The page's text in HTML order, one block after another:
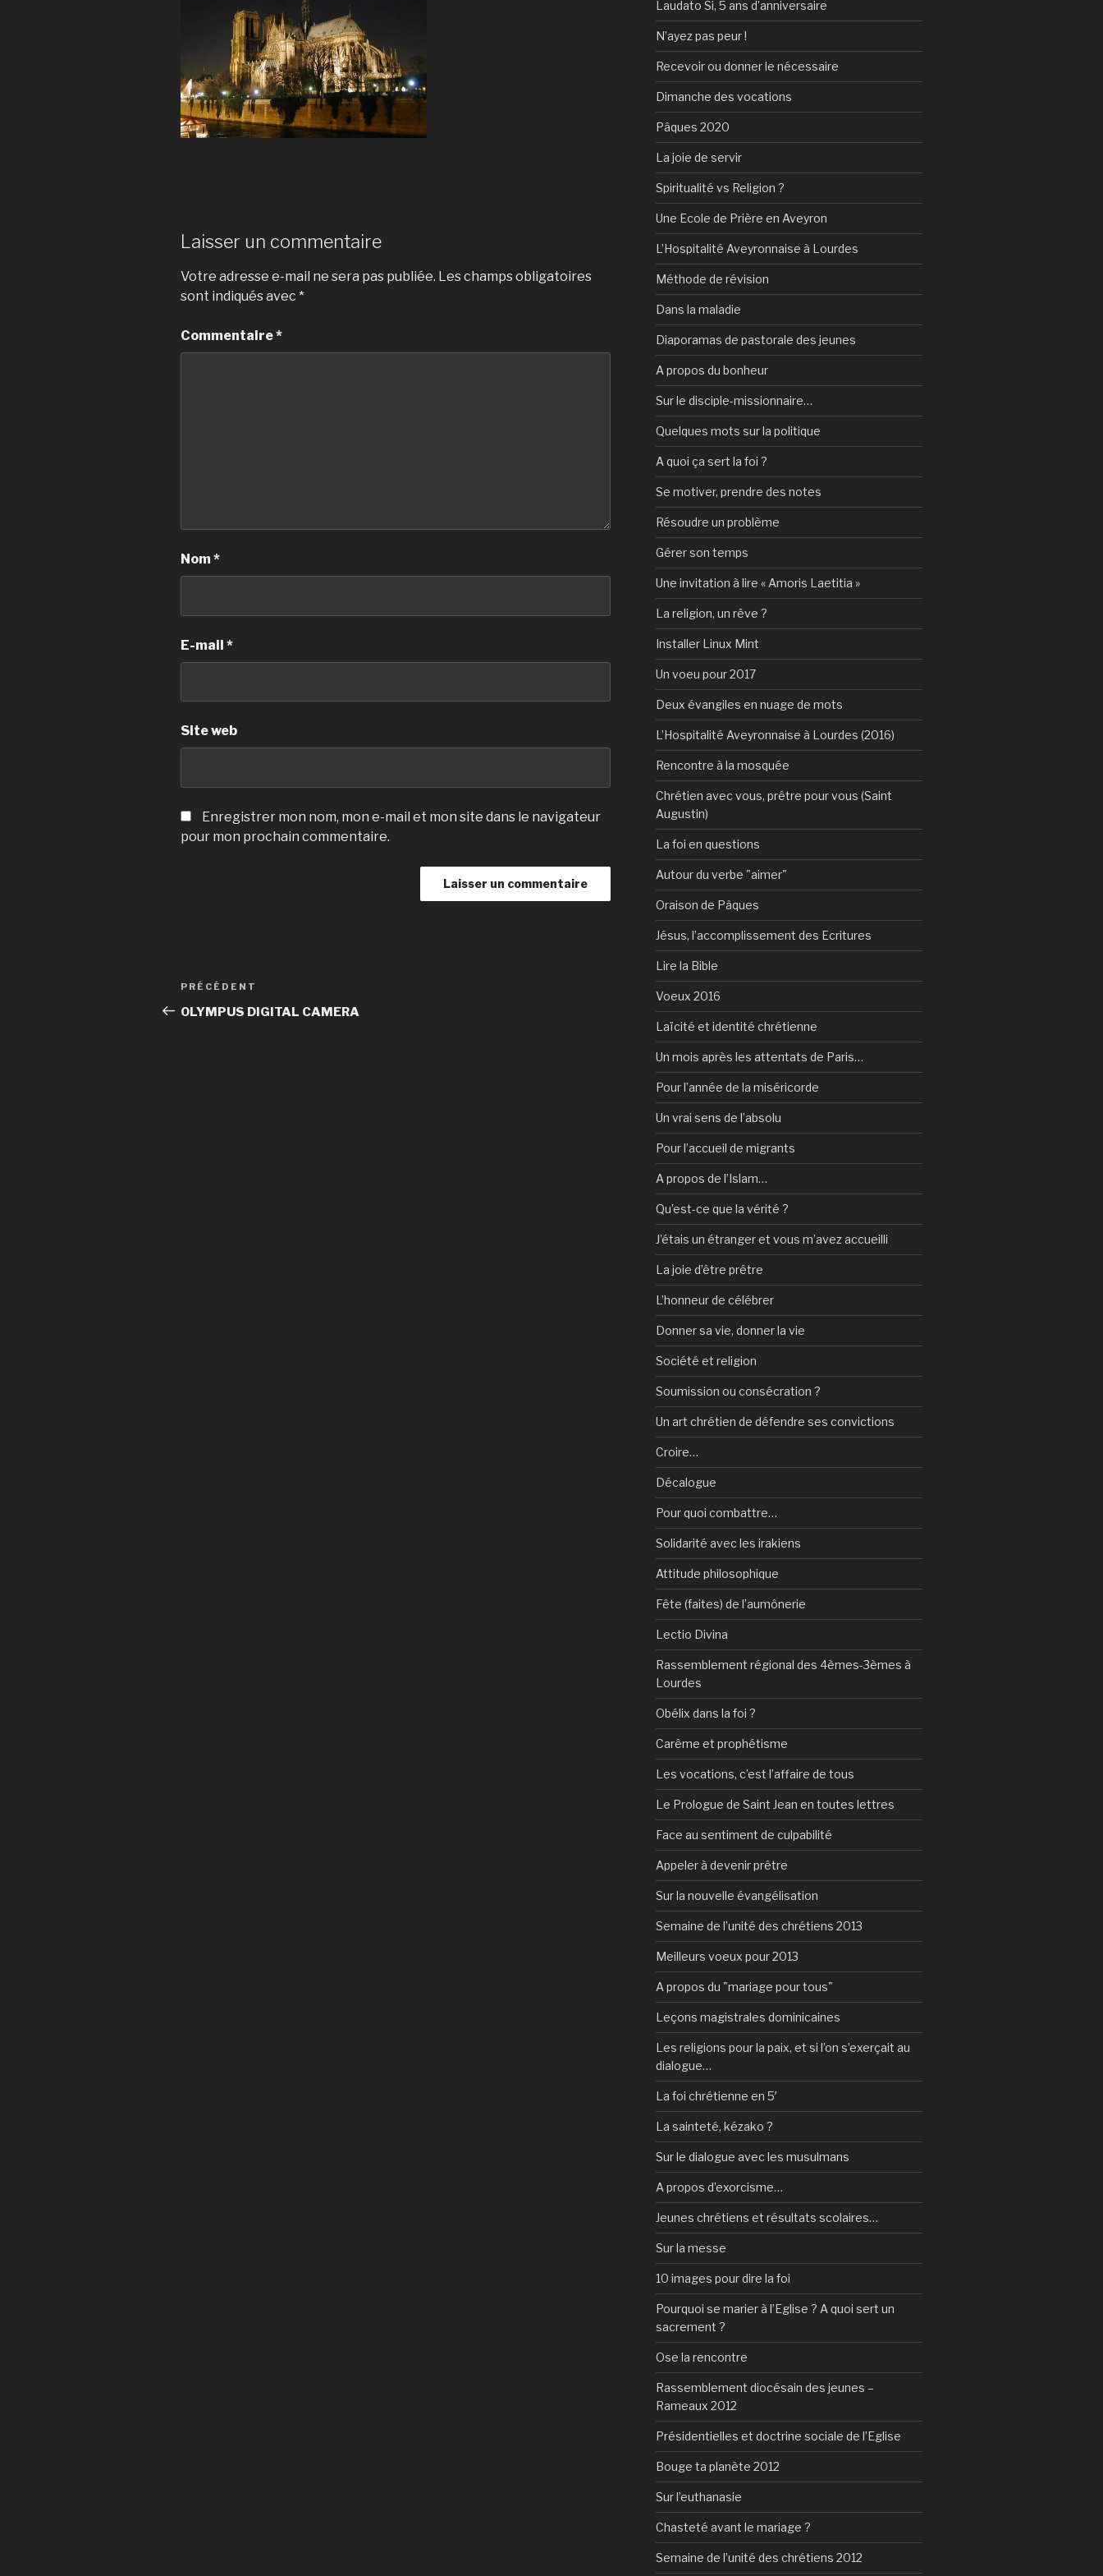
Laisser un commentaire
Votre adresse e-mail ne sera pas publiée. Les champs obligatoires
sont indiqués avec *
Commentaire*
Nom*
E-mail *
Site web
Enregistrer mon nom, mon e-mail et mon site dans le navigateur
pour mon prochain commentaire.
Navigation
de
Article
précédent
PRÉCÉDENT
OLYMPUS DIGITAL CAMERA
Laudato Si, 5 ans d’anniversaire
N’ayez pas peur !
Recevoir ou donner le nécessaire
Dimanche des vocations
Pâques 2020
La joie de servir
Spiritualité vs Religion ?
Une Ecole de Prière en Aveyron
L’Hospitalité Aveyronnaise à Lourdes
Méthode de révision
Dans la maladie
Diaporamas de pastorale des jeunes
A propos du bonheur
Sur le disciple-missionnaire…
Quelques mots sur la politique
A quoi ça sert la foi ?
Se motiver, prendre des notes
Résoudre un problème
Gérer son temps
Une invitation à lire « Amoris Laetitia »
La religion, un rêve ?
Installer Linux Mint
Un voeu pour 2017
Deux évangiles en nuage de mots
L’Hospitalité Aveyronnaise à Lourdes (2016)
Rencontre à la mosquée
Chrétien avec vous, prêtre pour vous (Saint
Augustin)
La foi en questions
Autour du verbe "aimer"
Oraison de Pâques
Jésus, l’accomplissement des Ecritures
Lire la Bible
Voeux 2016
Laïcité et identité chrétienne
Un mois après les attentats de Paris…
Pour l’année de la miséricorde
Un vrai sens de l’absolu
Pour l’accueil de migrants
A propos de l’Islam…
Qu’est-ce que la vérité ?
J’étais un étranger et vous m’avez accueilli
La joie d’être prêtre
L’honneur de célébrer
Donner sa vie, donner la vie
Société et religion
Soumission ou consécration ?
Un art chrétien de défendre ses convictions
Croire…
Décalogue
Pour quoi combattre…
Solidarité avec les irakiens
Attitude philosophique
Fête (faites) de l’aumônerie
Lectio Divina
Rassemblement régional des 4èmes-3èmes à
Lourdes
Obélix dans la foi ?
Carême et prophétisme
Les vocations, c’est l’affaire de tous
Le Prologue de Saint Jean en toutes lettres
Face au sentiment de culpabilité
Appeler à devenir prêtre
Sur la nouvelle évangélisation
Semaine de l’unité des chrétiens 2013
Meilleurs voeux pour 2013
A propos du "mariage pour tous"
Leçons magistrales dominicaines
Les religions pour la paix, et si l’on s’exerçait au
dialogue…
La foi chrétienne en 5′
La sainteté, kézako ?
Sur le dialogue avec les musulmans
A propos d’exorcisme…
Jeunes chrétiens et résultats scolaires…
Sur la messe
10 images pour dire la foi
Pourquoi se marier à l’Eglise ? A quoi sert un
sacrement ?
Ose la rencontre
Rassemblement diocésain des jeunes –
Rameaux 2012
Présidentielles et doctrine sociale de l’Eglise
Bouge ta planète 2012
Sur l’euthanasie
Chasteté avant le mariage ?
Semaine de l’unité des chrétiens 2012